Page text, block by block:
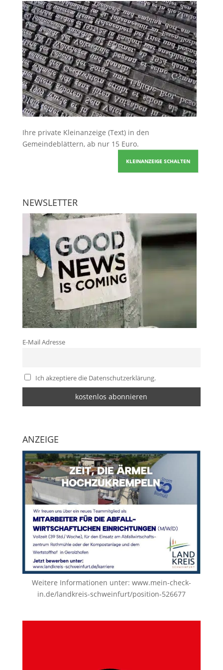
Ihre private Kleinanzeige (Text) in den
Gemeindeblättern, ab nur 15 Euro.
KLEINANZEIGE SCHALTEN
NEWSLETTER
E-Mail Adresse
Ich akzeptiere die Datenschutzerklärung.
ANZEIGE
Weitere Informationen unter: www.mein-check-
in.de/landkreis-schweinfurt/position-526677